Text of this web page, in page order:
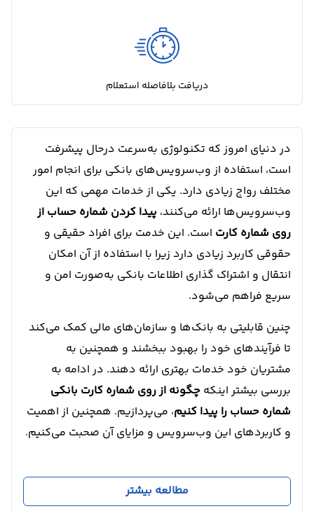
دریافت بلافاصله استعلام
در دنیای امروز که تکنولوژی به‌سرعت درحال پیشرفت
است، استفاده از وب‌سرویس‌های بانکی برای انجام امور
مختلف رواج زیادی دارد. یکی از خدمات مهمی که این
وب‌سرویس‌ها ارائه می‌کنند، پیدا کردن شماره حساب از
روی شماره کارت است. این خدمت برای افراد حقیقی و
حقوقی کاربرد زیادی دارد زیرا با استفاده از آن امکان
انتقال و اشتراک گذاری اطلاعات بانکی به‌صورت امن و
سریع فراهم می‌شود.
چنین قابلیتی به بانک‌ها و سازمان‌های مالی کمک می‌کند
تا فرآیندهای خود را بهبود ببخشند و همچنین به
مشتریان خود خدمات بهتری ارائه دهند. در ادامه به
بررسی بیشتر اینکه چگونه از روی شماره کارت بانکی
شماره حساب را پیدا کنیم، می‌پردازیم. همچنین از اهمیت
و کاربردهای این وب‌سرویس و مزایای آن صحبت می‌کنیم.
مطالعه بیشتر